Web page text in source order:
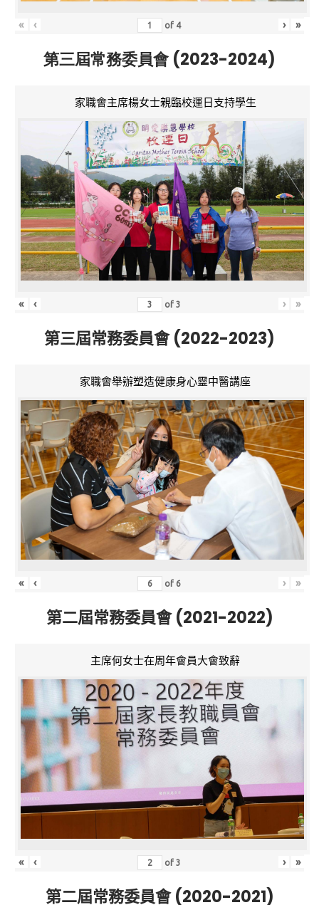
« ‹ of 4 › »
第三屆常務委員會 (2023-2024)
家職會主席楊女士親臨校運日支持學生
« ‹ of3 › »
第三屆常務委員會 (2022-2023)
家職會舉辦塑造健康身心靈中醫講座
« ‹ of 6 › »
第二屆常務委員會 (2021-2022)
主席何女士在周年會員大會致辭
« ‹ of3 › »
第二屆常務委員會 (2020-2021)